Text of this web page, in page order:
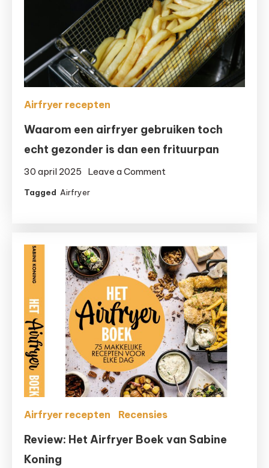
onnodige
extra?
Airfryer recepten
Waarom een airfryer gebruiken toch
echt gezonder is dan een frituurpan
30 april 2025 Leave a Comment
toch
echt
gezonder
is
dan
een
frituurpan
Tagged Airfryer
Airfryer recepten Recensies
Review: Het Airfryer Boek van Sabine
Koning